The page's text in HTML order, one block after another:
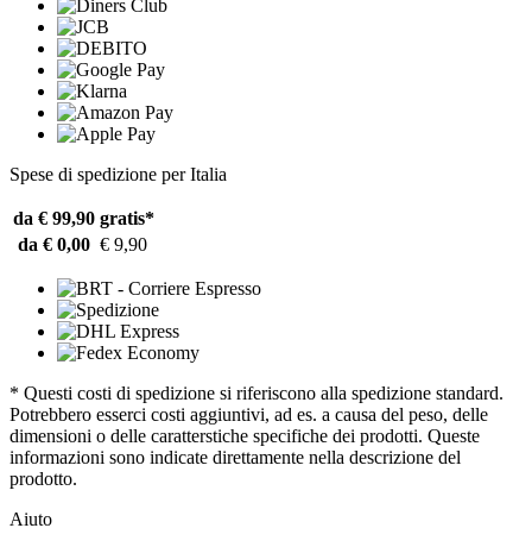
Spese di spedizione per Italia
da € 99,90 gratis*
da € 0,00 € 9,90
* Questi costi di spedizione si riferiscono alla spedizione standard.
Potrebbero esserci costi aggiuntivi, ad es. a causa del peso, delle
dimensioni o delle caratterstiche specifiche dei prodotti. Queste
informazioni sono indicate direttamente nella descrizione del
prodotto.
Aiuto